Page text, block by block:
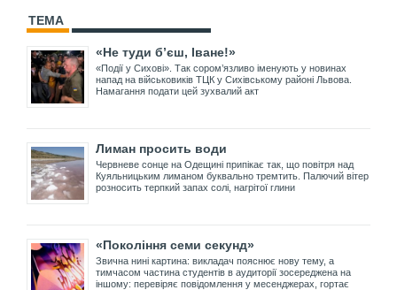
ТЕМА
«Не туди б’єш, Іване!»
«Події у Сихові». Так сором’язливо іменують у новинах
напад на військовиків ТЦК у Сихівському районі Львова.
Намагання подати цей зухвалий акт
Лиман просить води
Червневе сонце на Одещині припікає так, що повітря над
Куяльницьким лиманом буквально тремтить. Палючий вітер
розносить терпкий запах солі, нагрітої глини
«Покоління семи секунд»
Звична нині картина: викладач пояснює нову тему, а
тимчасом частина студентів в аудиторії зосереджена на
іншому: перевіряє повідомлення у месенджерах, гортає